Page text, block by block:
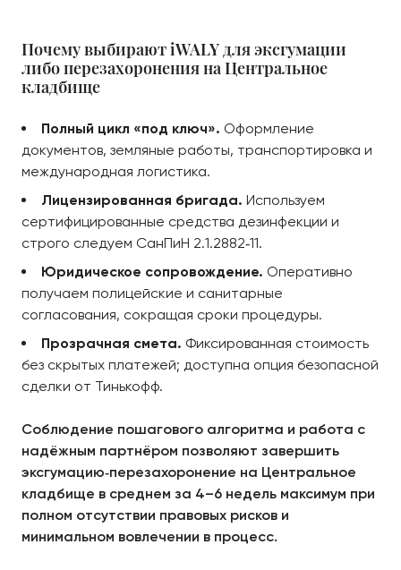
Почему выбирают iWALY для эксгумации
либо перезахоронения на Центральное
кладбище
Полный цикл «под ключ». Оформление
документов, земляные работы, транспортировка и
международная логистика.
Лицензированная бригада. Используем
сертифицированные средства дезинфекции и
строго следуем СанПиН 2.1.2882‑11.
Юридическое сопровождение. Оперативно
получаем полицейские и санитарные
согласования, сокращая сроки процедуры.
Прозрачная смета. Фиксированная стоимость
без скрытых платежей; доступна опция безопасной
сделки от Тинькофф.
Соблюдение пошагового алгоритма и работа с
надёжным партнёром позволяют завершить
эксгумацию‑перезахоронение на Центральное
кладбище в среднем за 4–6 недель максимум при
полном отсутствии правовых рисков и
минимальном вовлечении в процесс.